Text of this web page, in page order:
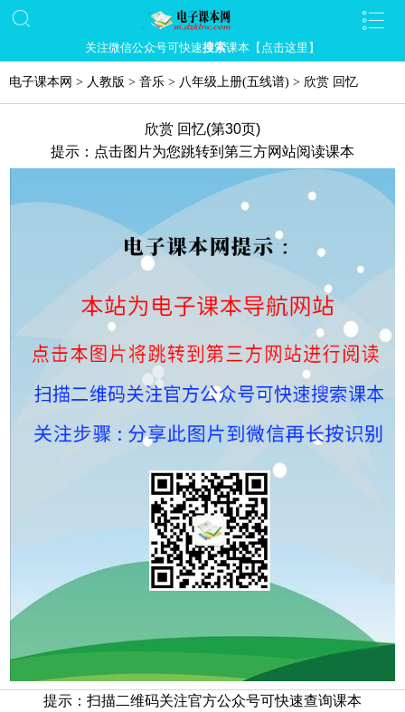
关注微信公众号可快速搜索课本【点击这里】
电子课本网 > 人教版 > 音乐 > 八年级上册(五线谱) > 欣赏 回忆
欣赏 回忆(第30页)
提示：点击图片为您跳转到第三方网站阅读课本
提示：扫描二维码关注官方公众号可快速查询课本